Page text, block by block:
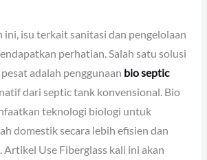
ini, isu terkait sanitasi dan pengelolaan
perhatian. Salah satu solusi
adalah penggunaan bio septic
dari septic tank konvensional. Bio
teknologi biologi untuk
domestik secara lebih efisien dan
Artikel Use Fiberglass kali ini akan